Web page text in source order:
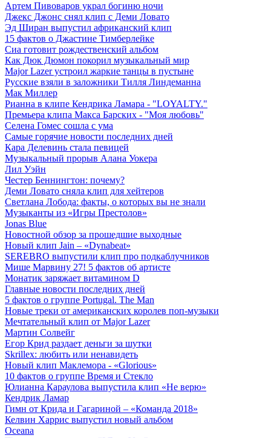
Артем Пивоваров украл богиню ночи
Джекс Джонс снял клип с Деми Ловато
Эд Ширан выпустил африканский клип
15 фактов о Джастине Тимберлейке
Сиа готовит рождественский альбом
Как Дюк Дюмон покорил музыкальный мир
Major Lazer устроил жаркие танцы в пустыне
Русские взяли в заложники Тилля Линдеманна
Мак Миллер
Рианна в клипе Кендрика Ламара - "LOYALTY."
Премьера клипа Макса Барских - "Моя любовь"
Селена Гомес сошла с ума
Самые горячие новости последних дней
Кара Делевинь стала певицей
Музыкальный прорыв Алана Уокера
Лил Уэйн
Честер Беннингтон: почему?
Деми Ловато сняла клип для хейтеров
Светлана Лобода: факты, о которых вы не знали
Музыканты из «Игры Престолов»
Jonas Blue
Новостной обзор за прошедшие выходные
Новый клип Jain – «Dynabeat»
SEREBRO выпустили клип про подкаблучников
Мише Марвину 27! 5 фактов об артисте
Монатик заряжает витамином D
Главные новости последних дней
5 фактов о группе Portugal. The Man
Новые треки от американских королев поп-музыки
Мечтательный клип от Major Lazer
Мартин Солвейг
Егор Крид раздает деньги за шутки
Skrillex: любить или ненавидеть
Новый клип Маклемора - «Glorious»
10 фактов о группе Время и Стекло
Юлианна Караулова выпустила клип «Не верю»
Кендрик Ламар
Гимн от Крида и Гагариной – «Команда 2018»
Келвин Харрис выпустил новый альбом
Oceana